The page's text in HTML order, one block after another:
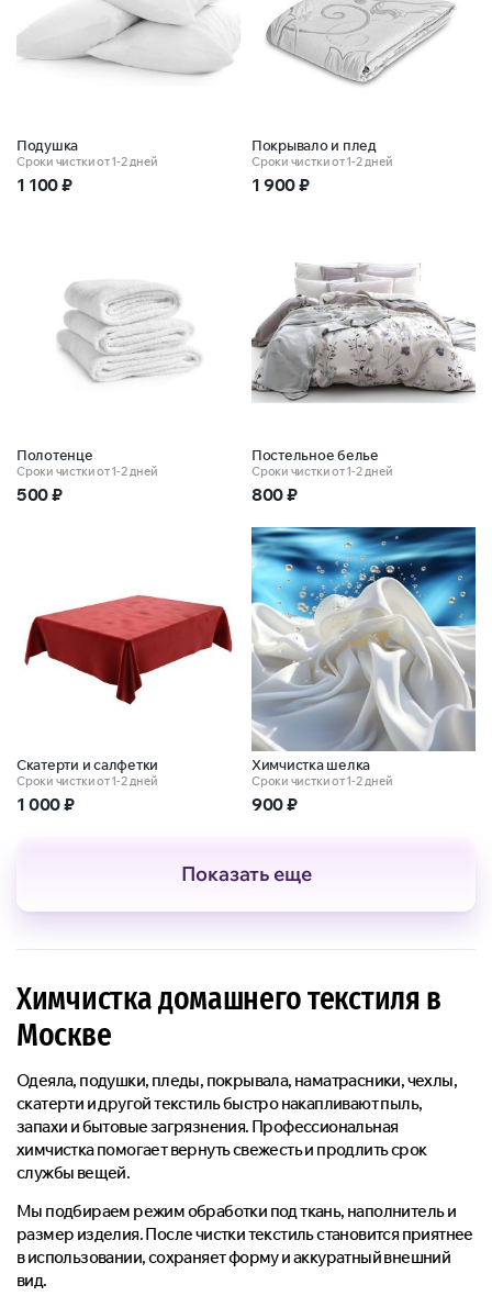
Подушка
Сроки чистки от 1-2 дней
1 100₽
Покрывало и плед
Сроки чистки от 1-2 дней
1 900₽
Полотенце
Сроки чистки от 1-2 дней
500₽
Постельное белье
Сроки чистки от 1-2 дней
800₽
Скатерти и салфетки
Сроки чистки от 1-2 дней
1 000₽
Химчистка шелка
Сроки чистки от 1-2 дней
900₽
Показать еще
Химчистка домашнего текстиля в
Москве
Одеяла, подушки, пледы, покрывала, наматрасники, чехлы,
скатерти и другой текстиль быстро накапливают пыль,
запахи и бытовые загрязнения. Профессиональная
химчистка помогает вернуть свежесть и продлить срок
службы вещей.
Мы подбираем режим обработки под ткань, наполнитель и
размер изделия. После чистки текстиль становится приятнее
в использовании, сохраняет форму и аккуратный внешний
вид.